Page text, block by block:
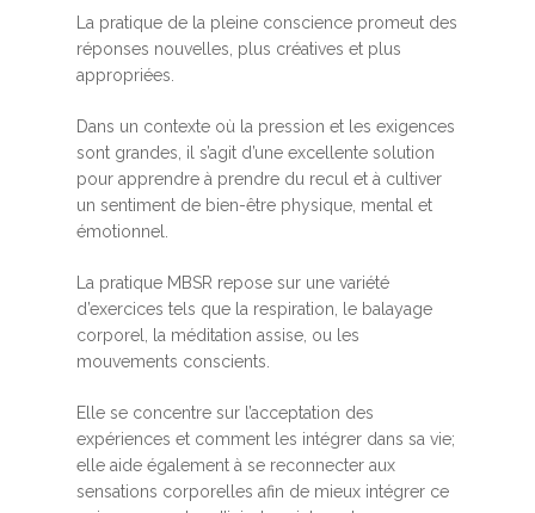
La pratique de la pleine conscience promeut des
réponses nouvelles, plus créatives et plus
appropriées.
Dans un contexte où la pression et les exigences
sont grandes, il s’agit d’une excellente solution
pour apprendre à prendre du recul et à cultiver
un sentiment de bien-être physique, mental et
émotionnel.
La pratique MBSR repose sur une variété
d’exercices tels que la respiration, le balayage
corporel, la méditation assise, ou les
mouvements conscients.
Elle se concentre sur l’acceptation des
expériences et comment les intégrer dans sa vie;
elle aide également à se reconnecter aux
sensations corporelles afin de mieux intégrer ce